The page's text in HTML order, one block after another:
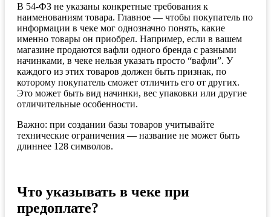
В 54-ФЗ не указаны конкретные требования к
наименованиям товара. Главное — чтобы покупатель по
информации в чеке мог однозначно понять, какие
именно товары он приобрел. Например, если в вашем
магазине продаются вафли одного бренда с разными
начинками, в чеке нельзя указать просто “вафли”. У
каждого из этих товаров должен быть признак, по
которому покупатель сможет отличить его от других.
Это может быть вид начинки, вес упаковки или другие
отличительные особенности.
Важно: при создании базы товаров учитывайте
технические ограничения — название не может быть
длиннее 128 символов.
Что указывать в чеке при
предоплате?